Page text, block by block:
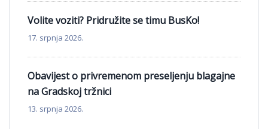
Volite voziti? Pridružite se timu BusKo!
17. srpnja 2026.
Obavijest o privremenom preseljenju blagajne
na Gradskoj tržnici
13. srpnja 2026.